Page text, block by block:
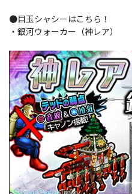
●目玉シャシーはこちら！
・銀河ウォーカー（神レア）